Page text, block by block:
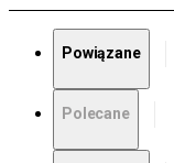
Powiązane
Polecane